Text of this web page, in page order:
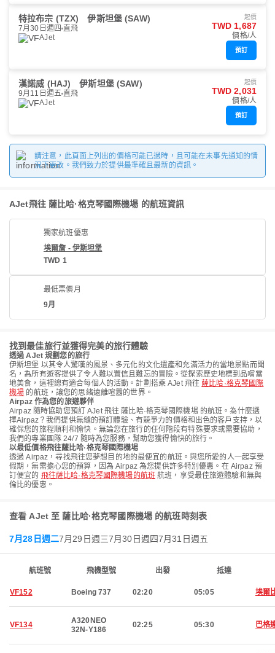
特拉布宗 (TZX) 伊斯坦堡 (SAW)
7月30日週四 直飛
AJet
起價
TWD 1,687
價格/人
預訂
漢諾威 (HAJ) 伊斯坦堡 (SAW)
9月11日週五 直飛
AJet
起價
TWD 2,031
價格/人
預訂
請注意，此頁面上列出的價格可能已過時，且可能在未事先通知的情
況下更改。我們致力於提供最準確且最新的資訊。
AJet飛往 薩比哈·格克琴國際機場 的航班資訊
獨家航班優惠
埃爾詹 - 伊斯坦堡
TWD 1
最低票價月
9月
找到最佳旅行並獲得完美的旅行體驗
透過 AJet 規劃您的旅行
伊斯坦堡 以其令人驚嘆的風景、多元化的文化遺產和充滿活力的當地景點而聞
名，為所有遊客提供了令人難以置信且難忘的冒險。從探索歷史地標到品嚐當
地美食，這裡總有適合每個人的活動。計劃搭乘 AJet 飛往 薩比哈·格克琴國際
機場 的航班，讓您的思緒遠離喧囂的世界。
Airpaz 作為您的旅遊夥伴
Airpaz 隨時協助您預訂 AJet 飛往 薩比哈·格克琴國際機場 的航班。為什麼選
擇Airpaz？我們提供無縫的預訂體驗、有競爭力的價格和出色的客戶支持，以
確保您的旅程順利和愉快。無論您在旅行的任何階段有特殊要求或需要協助，
我們的專業團隊 24/7 隨時為您服務，幫助您獲得愉快的旅行。
以最低價格飛往薩比哈·格克琴國際機場
透過 Airpaz，尋找飛往您夢想目的地的最便宜的航班。與您所愛的人一起享受
假期，無需擔心您的預算，因為 Airpaz 為您提供許多特別優惠。在 Airpaz 預
訂便宜的 飛往薩比哈·格克琴國際機場的航班 航班，享受最佳旅遊體驗和無與
倫比的優惠。
查看 AJet 至 薩比哈·格克琴國際機場 的航班時刻表
7月28日週二7月29日週三7月30日週四7月31日週五
航班號 飛機型號 出發 抵達
VF152 Boeing 737 02:20 05:05 埃爾
VF134
A320NEO
32N-Y186
02:25 05:30 巴格